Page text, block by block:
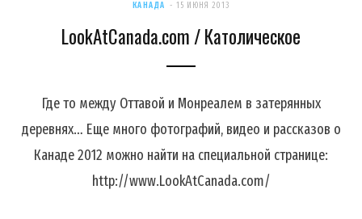
КАНАДА 15 ИЮНЯ 2013
LookAtCanada.com / Католическое
Где то между Оттавой и Монреалем в затерянных
деревнях… Еще много фотографий, видео и рассказов о
Канаде 2012 можно найти на специальной странице:
http://www.LookAtCanada.com/